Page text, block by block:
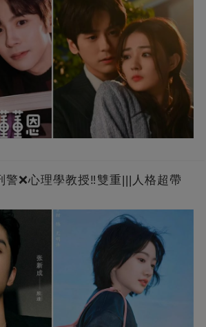
警❌心理學教授‼️雙重|||人格超帶